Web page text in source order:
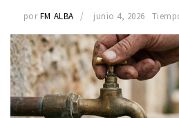
por FM ALBA junio 4, 2026